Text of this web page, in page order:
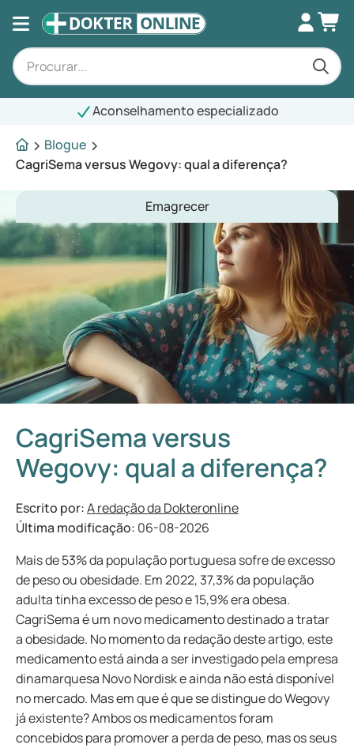
Aconselhamento especializado
Blogue
CagriSema versus Wegovy: qual a diferença?
Emagrecer
CagriSema versus
Wegovy: qual a diferença?
Escrito por:A redação da Dokteronline
Última modificação: 06-08-2026
Mais de 53% da população portuguesa sofre de excesso
de peso ou obesidade. Em 2022, 37,3% da população
adulta tinha excesso de peso e 15,9% era obesa.
CagriSema é um novo medicamento destinado a tratar
a obesidade. No momento da redação deste artigo, este
medicamento está ainda a ser investigado pela empresa
dinamarquesa Novo Nordisk e ainda não está disponível
no mercado. Mas em que é que se distingue do Wegovy
já existente? Ambos os medicamentos foram
concebidos para promover a perda de peso, mas os seus